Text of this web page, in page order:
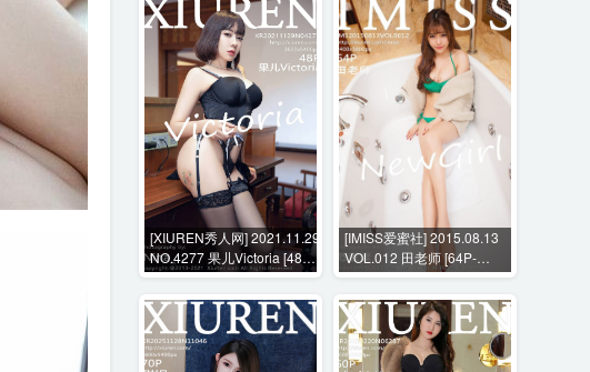
[XIUREN秀人网] 2021.11.29
NO.4277 果儿Victoria [48P-
505MB]
[IMISS爱蜜社] 2015.08.13
VOL.012 田老师 [64P-
216MB]